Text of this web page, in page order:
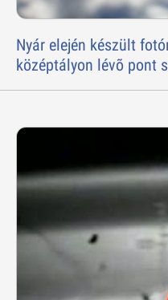
Nyár elején készült
középtályon lévõ pont